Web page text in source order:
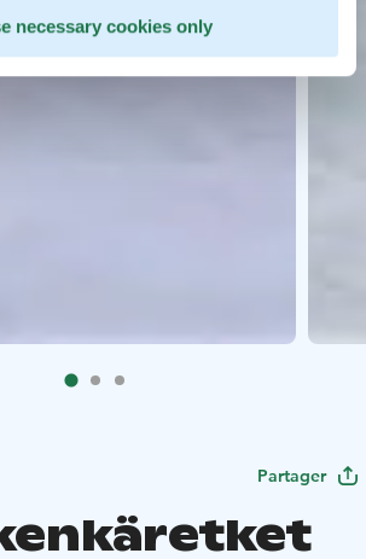
necessary cookies only
Partager